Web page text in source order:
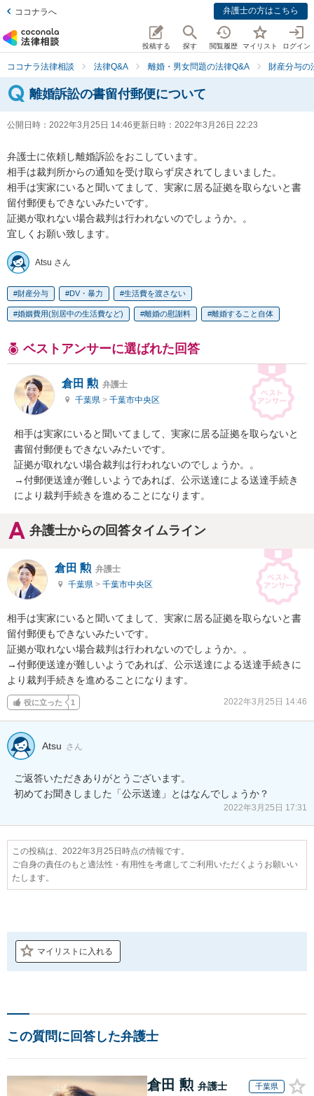
ココナラへ 弁護士の方はこちら
投稿する 探す 閲覧履歴 マイリスト ログイン
ココナラ法律相談 法律Q&A 離婚・男女問題の法律Q&A 財産分与の
離婚訴訟の書留付郵便について
公開日時： 2022年3月25日 14:46更新日時： 2022年3月26日 22:23
弁護士に依頼し離婚訴訟をおこしています。
相手は裁判所からの通知を受け取らず戻されてしまいました。
相手は実家にいると聞いてまして、実家に居る証拠を取らないと書
留付郵便もできないみたいです。
証拠が取れない場合裁判は行われないのでしょうか。。
宜しくお願い致します。
Atsu さん
財産分与 DV・暴力 生活費を渡さない
婚姻費用(別居中の生活費など) 離婚の慰謝料 離婚すること自体
ベストアンサーに選ばれた回答
倉田 勲 弁護士
千葉県 > 千葉市中央区
相手は実家にいると聞いてまして、実家に居る証拠を取らないと
書留付郵便もできないみたいです。
証拠が取れない場合裁判は行われないのでしょうか。。
→付郵便送達が難しいようであれば、公示送達による送達手続き
により裁判手続きを進めることになります。
弁護士からの回答タイムライン
倉田 勲 弁護士
千葉県 > 千葉市中央区
相手は実家にいると聞いてまして、実家に居る証拠を取らないと書
留付郵便もできないみたいです。
証拠が取れない場合裁判は行われないのでしょうか。。
→付郵便送達が難しいようであれば、公示送達による送達手続きに
より裁判手続きを進めることになります。
役に立った 1 2022年3月25日 14:46
Atsu さん
ご返答いただきありがとうございます。
初めてお聞きしました「公示送達」とはなんでしょうか？
2022年3月25日 17:31
この投稿は、2022年3月25日時点の情報です。
ご自身の責任のもと適法性・有用性を考慮してご利用いただくようお願いい
たします。
マイリストに入れる
この質問に回答した弁護士
倉田 勲 弁護士 千葉県